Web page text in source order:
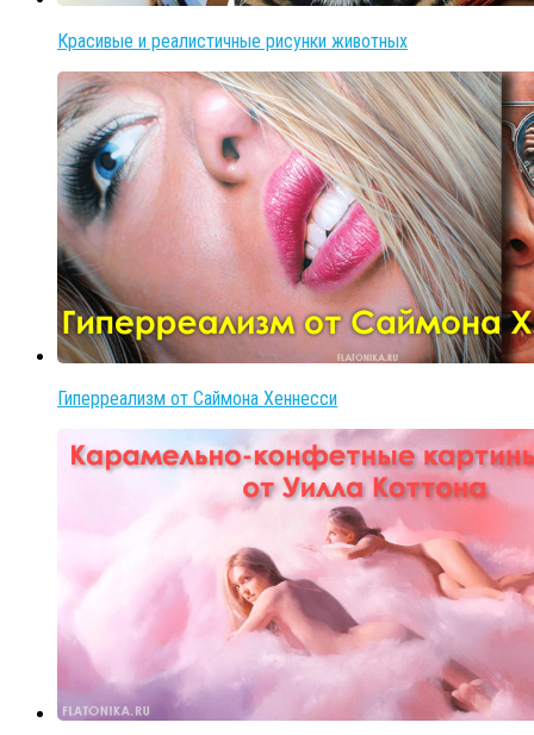
Красивые и реалистичные рисунки животных
Гиперреализм от Саймона Хеннесси